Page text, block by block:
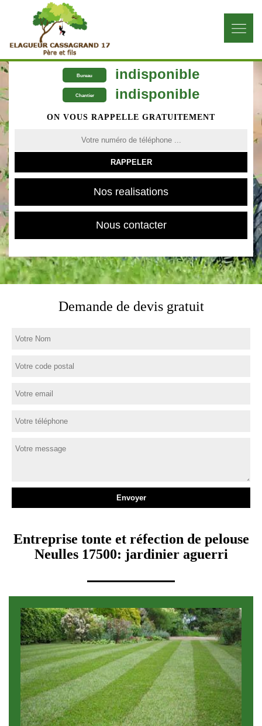
Bureau indisponible
Chantier indisponible
ON VOUS RAPPELLE GRATUITEMENT
Nos realisations
Nous contacter
Demande de devis gratuit
Entreprise tonte et réfection de pelouse
Neulles 17500: jardinier aguerri